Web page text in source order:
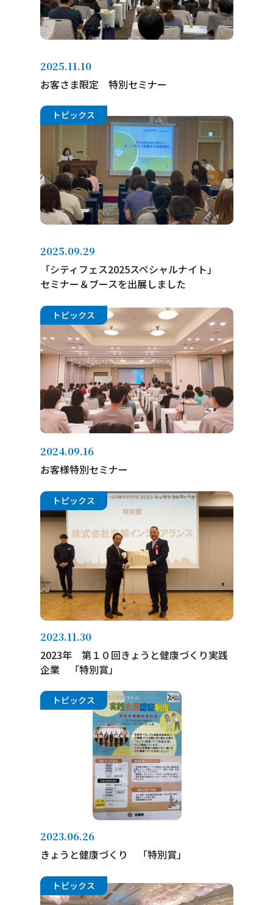
2025.11.10
お客さま限定 特別セミナー
トピックス
2025.09.29
「シティフェス2025スペシャルナイト」
セミナー＆ブースを出展しました
トピックス
2024.09.16
お客様特別セミナー
トピックス
2023.11.30
2023年 第１０回きょうと健康づくり実践
企業 「特別賞」
トピックス
2023.06.26
きょうと健康づくり 「特別賞」
トピックス